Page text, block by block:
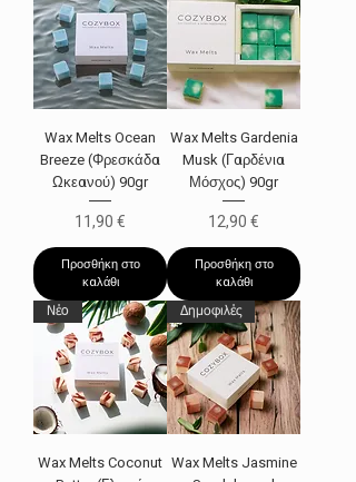
Wax Melts Ocean
Breeze (Φρεσκάδα
Ωκεανού) 90gr
Τιμή
11,90 €
Προσθήκη στο
καλάθι
Wax Melts Gardenia
Musk (Γαρδένια
Μόσχος) 90gr
Τιμή
12,90 €
Προσθήκη στο
καλάθι
Νέo
Wax Melts Coconut
Δημοφιλές
Wax Melts Jasmine